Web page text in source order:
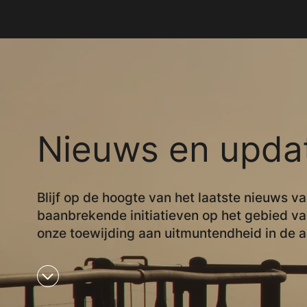
Blijf op de hoogte van het laatste nieuws
baanbrekende initiatieven op het gebied
onze toewijding aan uitmuntendheid in de
Nieuws en